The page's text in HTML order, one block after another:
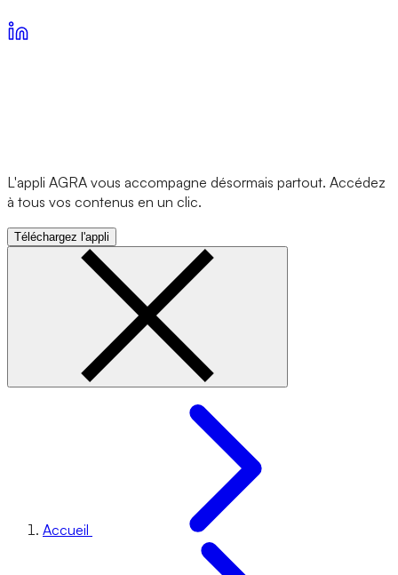
L'appli AGRA vous accompagne désormais partout. Accédez
à tous vos contenus en un clic.
Téléchargez l'appli
Accueil